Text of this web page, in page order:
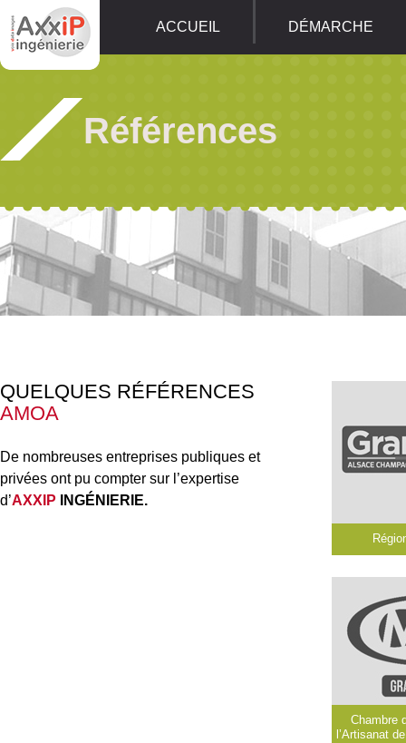
ACCUEIL DÉMARCHE
Références
QUELQUES RÉFÉRENCES
AMOA
De nombreuses entreprises publiques et
privées ont pu compter sur l’expertise
d’AXXIP INGÉNIERIE.
Chambre
l’Artisanat